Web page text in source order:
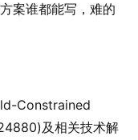
案谁都能写，难的
Constrained
及相关技术解